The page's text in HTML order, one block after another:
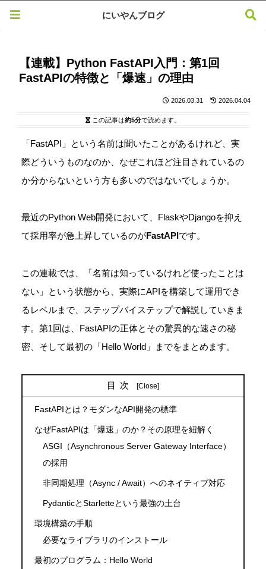
【連載】Python FastAPI入門：第1回
FastAPIの特徴と「爆速」の理由
2026.03.31 2026.04.04
この記事は約5分で読めます。
「FastAPI」という名前は聞いたことがあるけれど、実
際どういうものなのか、なぜこれほど注目されているの
か分からないという方も多いのではないでしょうか。
最近のPython Web開発において、FlaskやDjangoを抑え
て採用率が急上昇しているのがFastAPIです。
この連載では、「名前は知っているけれど使ったことは
ない」という状態から、実際にAPIを構築して運用でき
るレベルまで、ステップバイステップで解説していきま
す。第1回は、FastAPIの正体とその驚異的な速さの秘
密、そして最初の「Hello World」までをまとめます。
目次
FastAPIとは？モダンなAPI開発の標準
なぜFastAPIは「爆速」のか？その原理を紐解く
ASGI（Asynchronous Server Gateway Interface）
の採用
非同期処理（Async / Await）へのネイティブ対応
PydanticとStarletteという最強の土台
環境構築の手順
必要なライブラリのインストール
最初のプログラム：Hello World
にいやんブログ